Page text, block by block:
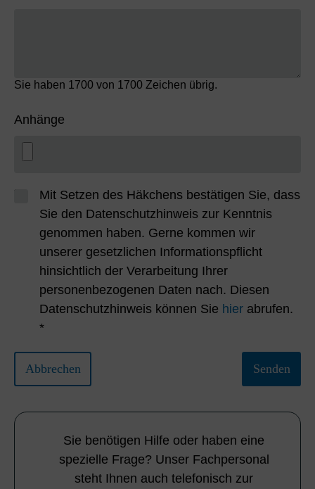
Sie haben 1700 von 1700 Zeichen übrig.
Anhänge
Mit Setzen des Häkchens bestätigen Sie, dass
Sie den Datenschutzhinweis zur Kenntnis
genommen haben. Gerne kommen wir
unserer gesetzlichen Informationspflicht
hinsichtlich der Verarbeitung Ihrer
personenbezogenen Daten nach. Diesen
Datenschutzhinweis können Sie hier abrufen.
*
Abbrechen Senden
Sie benötigen Hilfe oder haben eine
spezielle Frage? Unser Fachpersonal
steht Ihnen auch telefonisch zur